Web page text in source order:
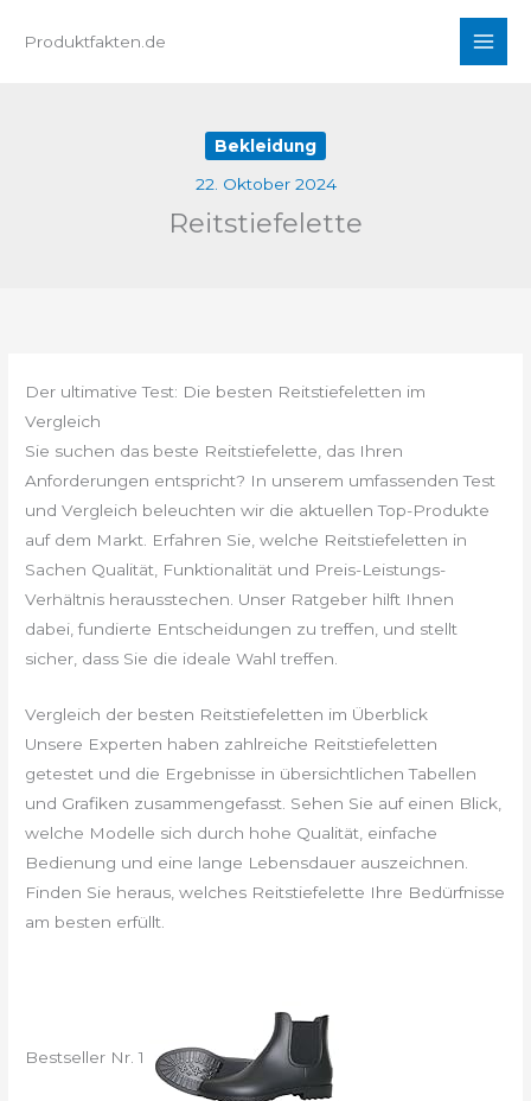
InhaltProduktfakten.de
Bekleidung
22. Oktober 2024
Reitstiefelette
Der ultimative Test: Die besten Reitstiefeletten im
Vergleich
Sie suchen das beste Reitstiefelette, das Ihren
Anforderungen entspricht? In unserem umfassenden Test
und Vergleich beleuchten wir die aktuellen Top-Produkte
auf dem Markt. Erfahren Sie, welche Reitstiefeletten in
Sachen Qualität, Funktionalität und Preis-Leistungs-
Verhältnis herausstechen. Unser Ratgeber hilft Ihnen
dabei, fundierte Entscheidungen zu treffen, und stellt
sicher, dass Sie die ideale Wahl treffen.
Vergleich der besten Reitstiefeletten im Überblick
Unsere Experten haben zahlreiche Reitstiefeletten
getestet und die Ergebnisse in übersichtlichen Tabellen
und Grafiken zusammengefasst. Sehen Sie auf einen Blick,
welche Modelle sich durch hohe Qualität, einfache
Bedienung und eine lange Lebensdauer auszeichnen.
Finden Sie heraus, welches Reitstiefelette Ihre Bedürfnisse
am besten erfüllt.
Bestseller Nr. 1